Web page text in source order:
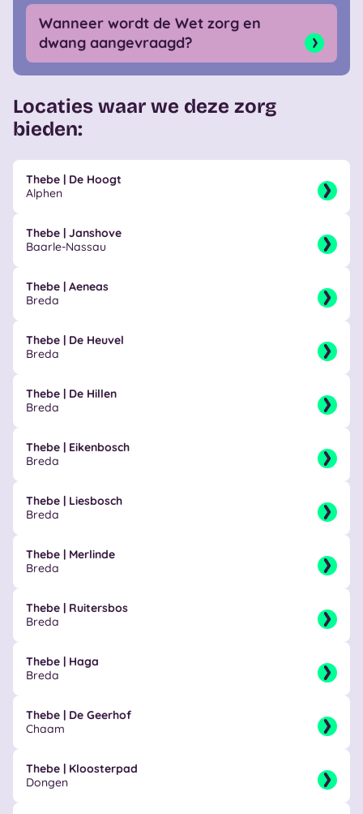
Wanneer wordt de Wet zorg en
dwang aangevraagd?
Locaties waar we deze zorg
bieden:
Thebe | De Hoogt
Alphen
Thebe | Janshove
Baarle-Nassau
Thebe | Aeneas
Breda
Thebe | De Heuvel
Breda
Thebe | De Hillen
Breda
Thebe | Eikenbosch
Breda
Thebe | Liesbosch
Breda
Thebe | Merlinde
Breda
Thebe | Ruitersbos
Breda
Thebe | Haga
Breda
Thebe | De Geerhof
Chaam
Thebe | Kloosterpad
Dongen